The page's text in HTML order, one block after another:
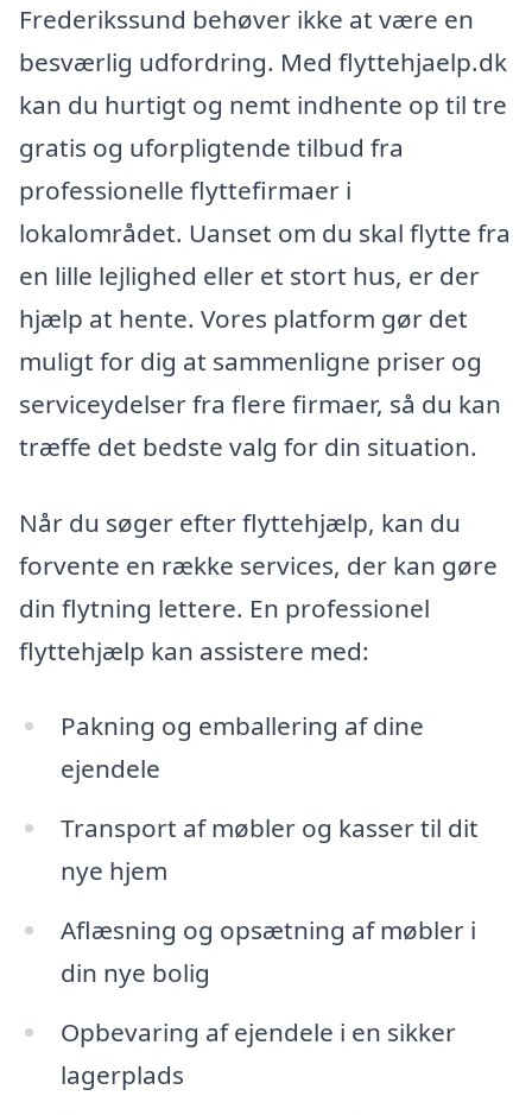
Frederikssund behøver ikke at være en
besværlig udfordring. Med flyttehjaelp.dk
kan du hurtigt og nemt indhente op til tre
gratis og uforpligtende tilbud fra
professionelle flyttefirmaer i
lokalområdet. Uanset om du skal flytte fra
en lille lejlighed eller et stort hus, er der
hjælp at hente. Vores platform gør det
muligt for dig at sammenligne priser og
serviceydelser fra flere firmaer, så du kan
træffe det bedste valg for din situation.
Når du søger efter flyttehjælp, kan du
forvente en række services, der kan gøre
din flytning lettere. En professionel
flyttehjælp kan assistere med:
Pakning og emballering af dine
ejendele
Transport af møbler og kasser til dit
nye hjem
Aflæsning og opsætning af møbler i
din nye bolig
Opbevaring af ejendele i en sikker
lagerplads